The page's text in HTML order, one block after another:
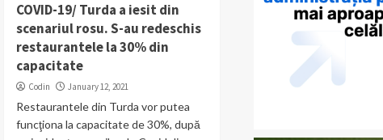
COVID-19/ Turda a iesit din
scenariul rosu. S-au redeschis
restaurantele la 30% din
capacitate
Codin January 12, 2021
Restaurantele din Turda vor putea
funcţiona la capacitate de 30%, după